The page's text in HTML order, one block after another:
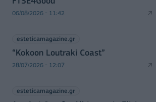
06/08/2026 - 11:42
esteticamagazine.gr
“Kokoon Loutraki Coast”
28/07/2026 - 12:07
esteticamagazine.gr